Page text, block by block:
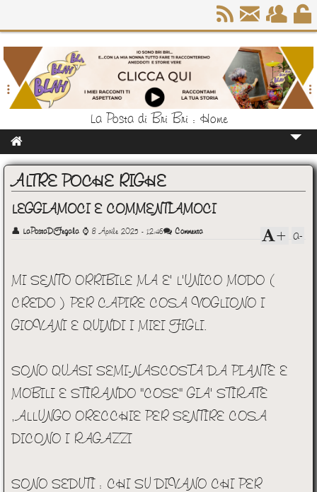
La Posta di Bri Bri : Home
Home
Chi Sono
ALTRE POCHE RIGHE
LEGGIAMOCI E COMMENTIAMOCI
👤 LaPostaDiFegala ⌚ 8 Aprile 2025 - 12:46 Commenta a-
+
MI SENTO ORRIBILE MA E' L'UNICO MODO (
CREDO ) PER CAPIRE COSA VOGLIONO I
GIOVANI E QUINDI I MIEI FIGLI.
SONO QUASI SEMI-NASCOSTA DA PIANTE E
MOBILI E STIRANDO "COSE" GIA' STIRATE
,ALLUNGO ORECCHIE PER SENTIRE COSA
DICONO I RAGAZZI
SONO SEDUTI : CHI SU DIVANO CHI PER